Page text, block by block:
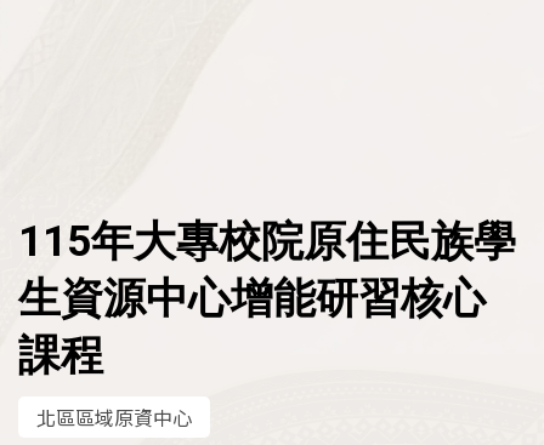
原住民族歷史事件教學資源
原住民族與多元文化教育案例教學實例
原住民族政治受難者口述歷史繪本
計畫
統計資料
:::
115年大專校院原住民族學
生資源中心增能研習核心
課程
北區區域原資中心